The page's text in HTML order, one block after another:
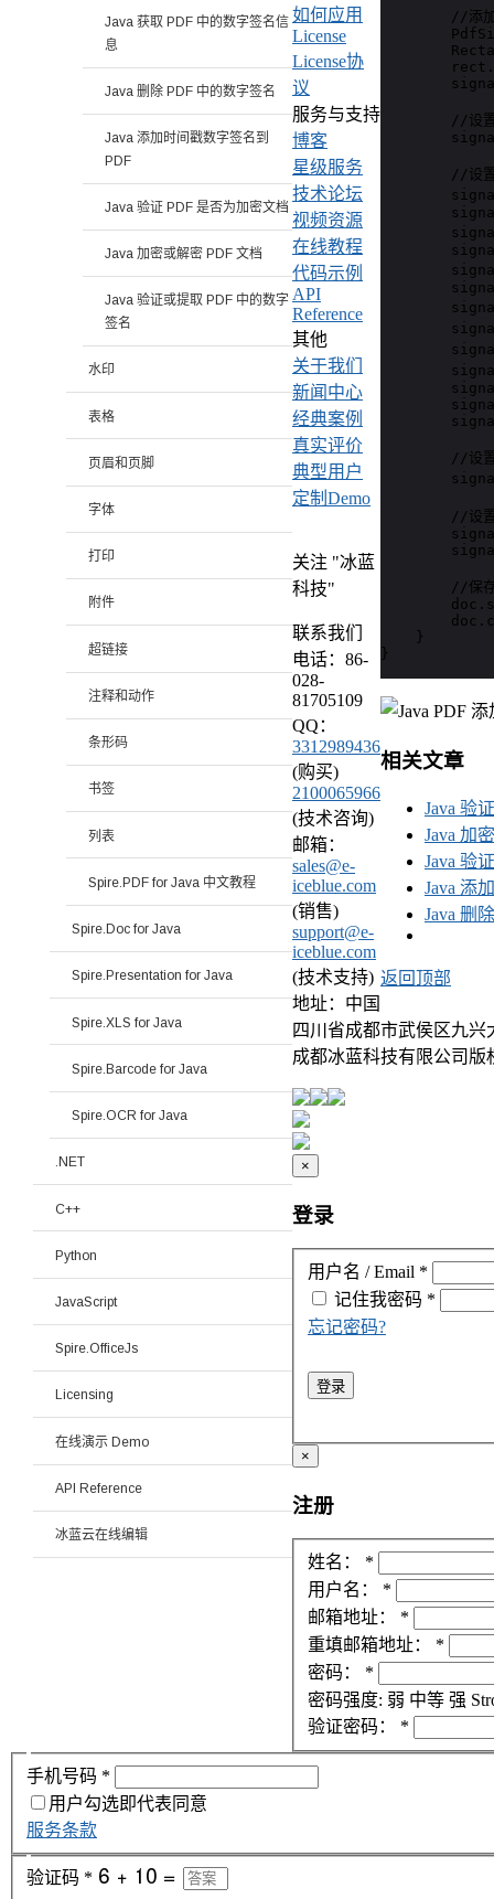
//添加
//设置
//设
//设
//设置
//保
    }
}
相关文章
Java 验
Java 加
Java 验
Java 添
Java 删
返回顶部
Java 获取 PDF 中的数字签名信
息
Java 删除 PDF 中的数字签名
Java 添加时间戳数字签名到
PDF
Java 验证 PDF 是否为加密文档
Java 加密或解密 PDF 文档
Java 验证或提取 PDF 中的数字
签名
水印
表格
页眉和页脚
字体
打印
附件
超链接
注释和动作
条形码
书签
列表
Spire.PDF for Java 中文教程
Spire.Doc for Java
Spire.Presentation for Java
Spire.XLS for Java
Spire.Barcode for Java
Spire.OCR for Java
.NET
C++
Python
JavaScript
Spire.OfficeJs
Licensing
在线演示 Demo
API Reference
冰蓝云在线编辑
如何应用
License
License协
议
服务与支持
博客
星级服务
技术论坛
视频资源
在线教程
代码示例
API
Reference
其他
关于我们
新闻中心
经典案例
真实评价
典型用户
定制Demo
关注 "冰蓝
科技"
联系我们
电话：86-
028-
81705109
QQ：
3312989436
(购买)
2100065966
(技术咨询)
邮箱：
sales@e-
iceblue.com
(销售)
support@e-
iceblue.com
(技术支持)
地址：中国
四川省成都市武侯区九兴
成都冰蓝科技有限公司版
×
登录
用户名 / Email *
密码 *
记住我
忘记密码?
登录
×
注册
姓名：
*
用户名：
*
邮箱地址：
*
重填邮箱地址：
*
密码：
*
密码强度: 弱 中等 强
验证密码：
*
手机号码 *
用户勾选即代表同意
服务条款
验证码 *